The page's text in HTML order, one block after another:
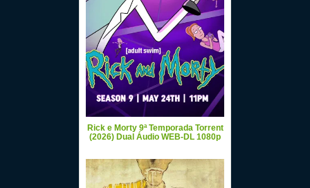
Rick e Morty 9ª Temporada Torrent
(2026) Dual Áudio WEB-DL 1080p